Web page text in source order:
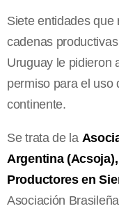
Siete entidades que
cadenas
Uruguay le pidieron
permiso para el uso
continente.
Se trata de la
Argentina
Productores en
Asociación